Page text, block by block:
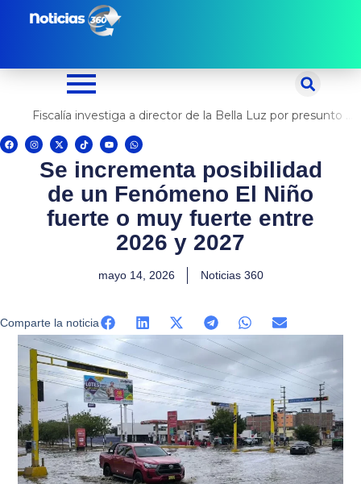
Fiscalía investiga a director de la Bella Luz por presunto abuso contra cantante Naldy Saldaña
F
a
c
I
n
s
X
-
t
w
i
t
e
T
i
k
t
Y
o
u
t
W
h
a
t
p
p
Se incrementa posibilidad
de un Fenómeno El Niño
fuerte o muy fuerte entre
2026 y 2027
mayo 14, 2026 Noticias 360
Comparte la noticia